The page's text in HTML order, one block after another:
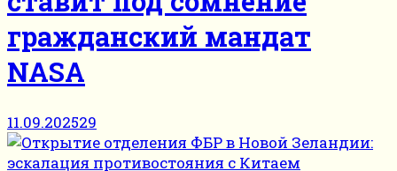
гражданский мандат
NASA
11.09.202529